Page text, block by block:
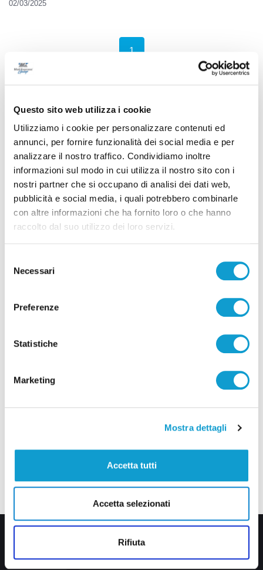
Questo sito web utilizza i cookie
Utilizziamo i cookie per personalizzare contenuti ed
annunci, per fornire funzionalità dei social media e per
analizzare il nostro traffico. Condividiamo inoltre
informazioni sul modo in cui utilizza il nostro sito con i
nostri partner che si occupano di analisi dei dati web,
pubblicità e social media, i quali potrebbero combinarle
con altre informazioni che ha fornito loro o che hanno
raccolto dal suo utilizzo dei loro servizi.
delNecessari
Preferenze
Statistiche
Marketing
Mostra dettagli
Accetta tutti
Accetta selezionati
Rifiuta
02/03/2025
1(current)